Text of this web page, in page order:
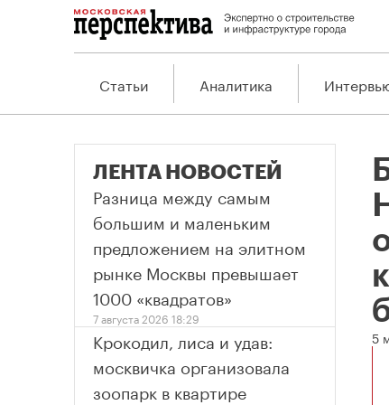
Статьи Аналитика
5
ЛЕНТА НОВОСТЕЙ
Разница между самым
большим и маленьким
предложением на элитном
рынке Москвы превышает
1000 «квадратов»
7 августа 2026 18:29
Крокодил, лиса и удав:
москвичка организовала
зоопарк в квартире